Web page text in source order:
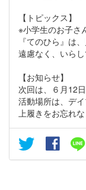
【トピックス】
※小学生のお子さ
『てのひら』は
遠慮なく、いらし
【お知らせ】
次回は、６月12
活動場所は、デ
上履きをお忘れな